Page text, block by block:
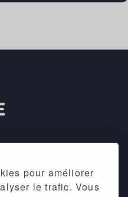
pour améliorer
le trafic. Vous